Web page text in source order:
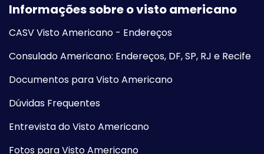
Informações sobre o visto americano
CASV Visto Americano - Endereços
Consulado Americano: Endereços, DF, SP, RJ e Recife
Documentos para Visto Americano
Dúvidas Frequentes
Entrevista do Visto Americano
Fotos para Visto Americano